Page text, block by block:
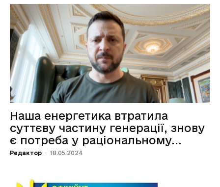
Наша енергетика втратила
суттєву частину генерації, знову
є потреба у раціональному...
Редактор - 18.05.2024